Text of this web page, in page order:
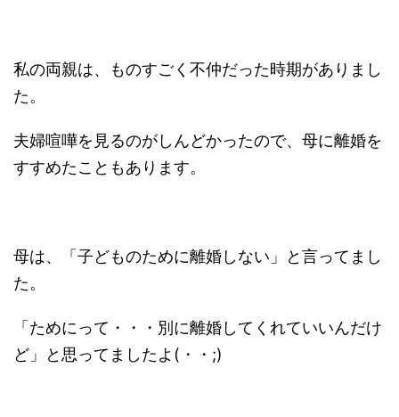
私の両親は、ものすごく不仲だった時期がありまし
た。
夫婦喧嘩を見るのがしんどかったので、母に離婚を
すすめたこともあります。
母は、「子どものために離婚しない」と言ってまし
た。
「ためにって・・・別に離婚してくれていいんだけ
ど」と思ってましたよ(・・;)